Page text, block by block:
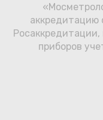
Юридические
аккредитацию
Росаккредитации,
приборов